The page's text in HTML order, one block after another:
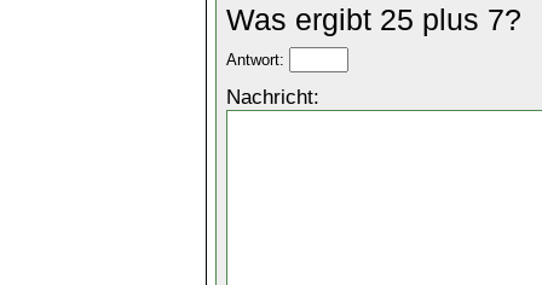
Was ergibt 25 plus 7?
Antwort:
Nachricht: